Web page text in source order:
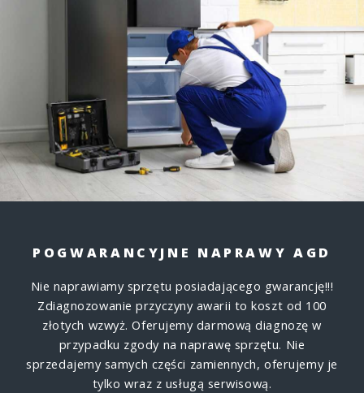
POGWARANCYJNE NAPRAWY AGD
Nie naprawiamy sprzętu posiadającego gwarancję!!!
Zdiagnozowanie przyczyny awarii to koszt od 100
złotych wzwyż. Oferujemy darmową diagnozę w
przypadku zgody na naprawę sprzętu. Nie
sprzedajemy samych części zamiennych, oferujemy je
tylko wraz z usługą serwisową.